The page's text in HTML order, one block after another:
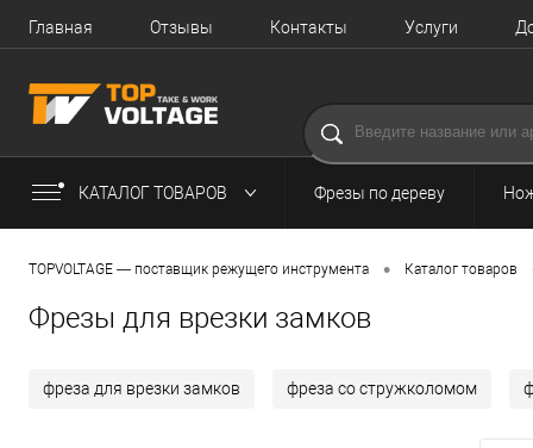
Главная Отзывы Контакты Услуги
КАТАЛОГ ТОВАРОВ Фрезы по дереву
TOPVOLTAGE — поставщик режущего инструмента • Каталог товаров
Фрезы для врезки замков
фреза для врезки замков фреза со стружколомом